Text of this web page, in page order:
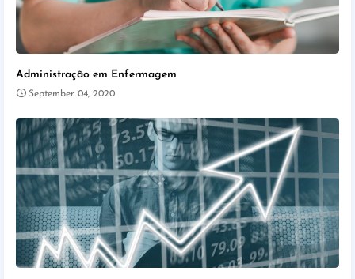
Administração em Enfermagem
September 04, 2020